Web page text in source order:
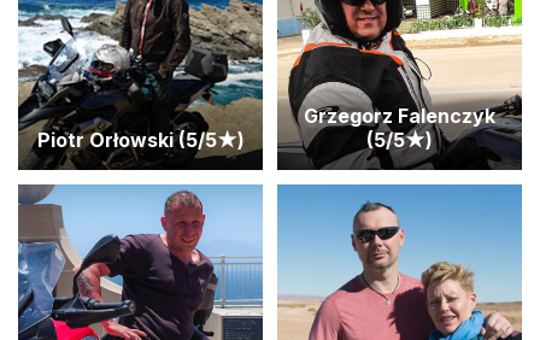
Piotr Orłowski (5/5★)
Grzegorz Falenczyk
(5/5★)